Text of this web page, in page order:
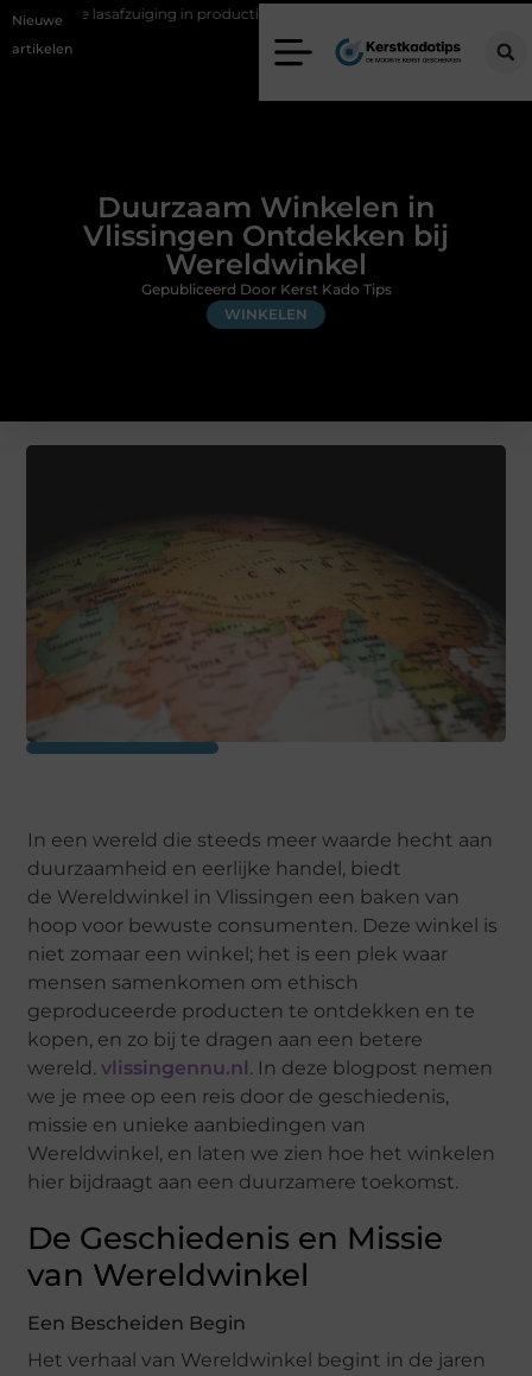
Nieuwe
artikelen
in productiebedrijven Zo voorkom je greenwashing bij duurzame
Duurzaam Winkelen in
Vlissingen Ontdekken bij
Wereldwinkel
WINKELEN
Gepubliceerd Door Kerst Kado Tips
In een wereld die steeds meer waarde hecht aan
duurzaamheid en eerlijke handel, biedt
de Wereldwinkel in Vlissingen een baken van
hoop voor bewuste consumenten. Deze winkel is
niet zomaar een winkel; het is een plek waar
mensen samenkomen om ethisch
geproduceerde producten te ontdekken en te
kopen, en zo bij te dragen aan een betere
wereld.vlissingennu.nl . In deze blogpost nemen
we je mee op een reis door de geschiedenis,
missie en unieke aanbiedingen van
Wereldwinkel, en laten we zien hoe het winkelen
hier bijdraagt aan een duurzamere toekomst.
De Geschiedenis en Missie
van Wereldwinkel
Een Bescheiden Begin
Het verhaal van Wereldwinkel begint in de jaren